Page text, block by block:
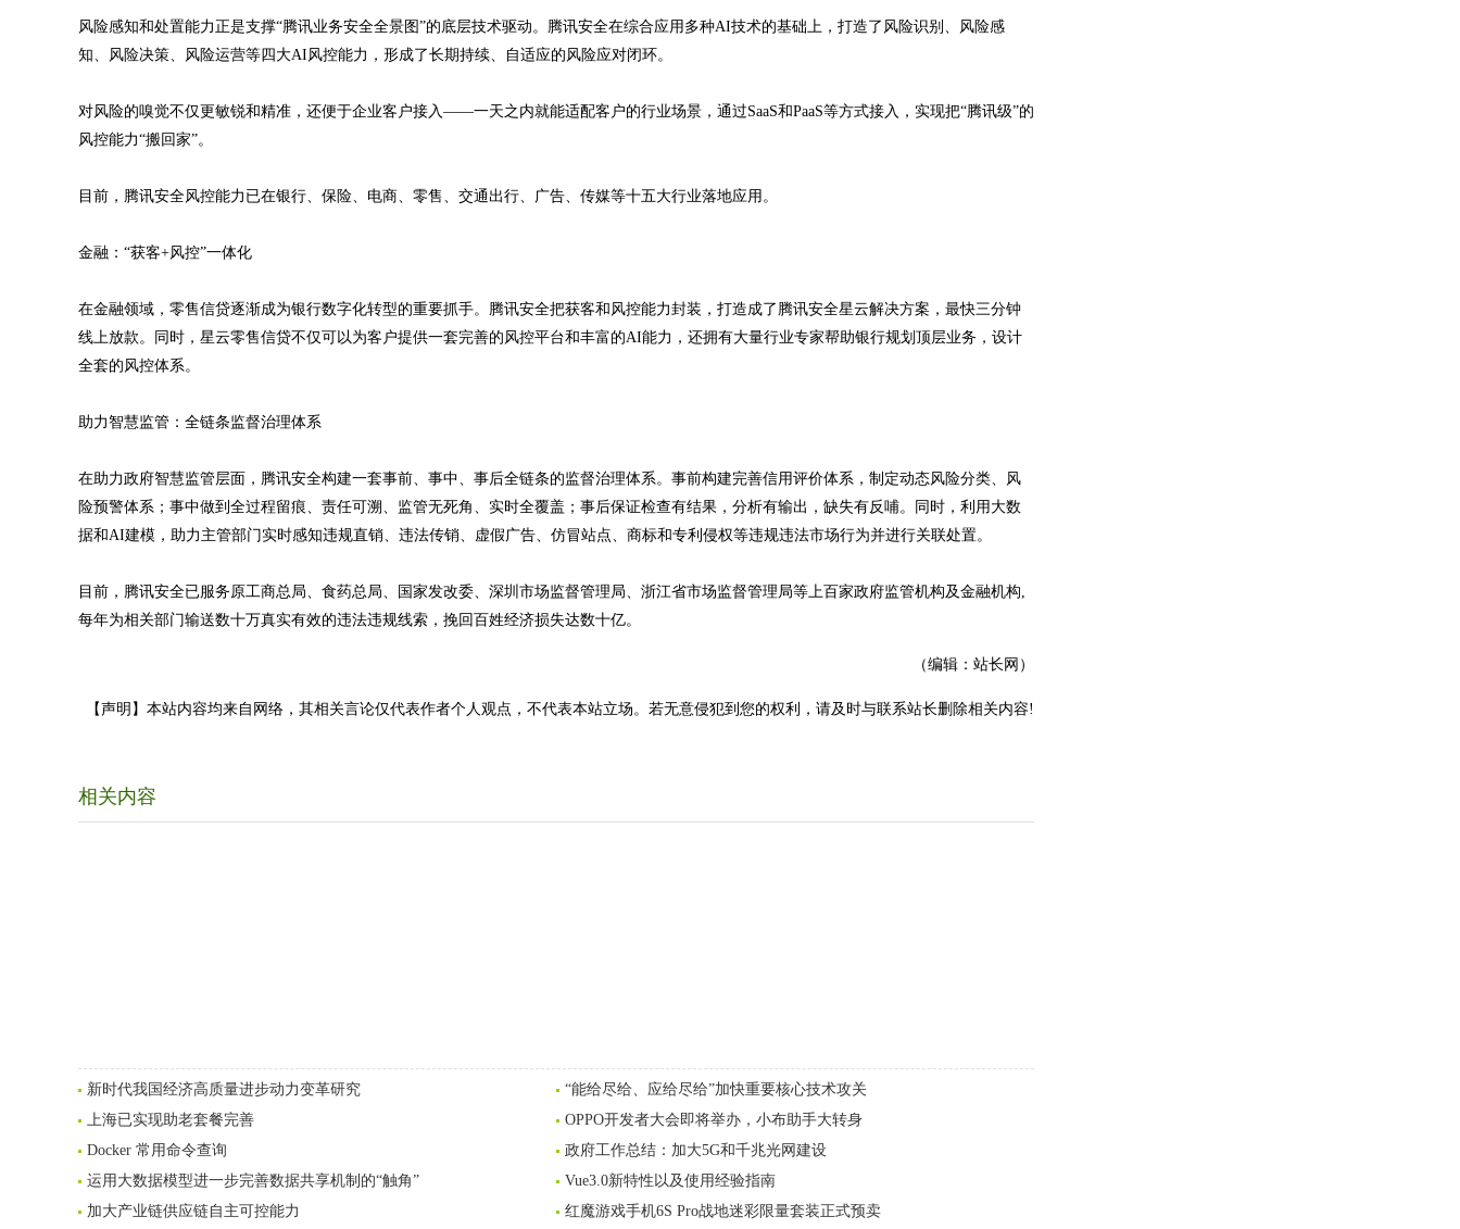
风险感知和处置能力正是支撑“腾讯业务安全全景图”的底层技术驱动。腾讯安全在综合应用多种AI技术的基础上，打造了风险识别、风险感
知、风险决策、风险运营等四大AI风控能力，形成了长期持续、自适应的风险应对闭环。
对风险的嗅觉不仅更敏锐和精准，还便于企业客户接入——一天之内就能适配客户的行业场景，通过SaaS和PaaS等方式接入，实现把“腾讯级”的
风控能力“搬回家”。
目前，腾讯安全风控能力已在银行、保险、电商、零售、交通出行、广告、传媒等十五大行业落地应用。
金融：“获客+风控”一体化
在金融领域，零售信贷逐渐成为银行数字化转型的重要抓手。腾讯安全把获客和风控能力封装，打造成了腾讯安全星云解决方案，最快三分钟
线上放款。同时，星云零售信贷不仅可以为客户提供一套完善的风控平台和丰富的AI能力，还拥有大量行业专家帮助银行规划顶层业务，设计
全套的风控体系。
助力智慧监管：全链条监督治理体系
在助力政府智慧监管层面，腾讯安全构建一套事前、事中、事后全链条的监督治理体系。事前构建完善信用评价体系，制定动态风险分类、风
险预警体系；事中做到全过程留痕、责任可溯、监管无死角、实时全覆盖；事后保证检查有结果，分析有输出，缺失有反哺。同时，利用大数
据和AI建模，助力主管部门实时感知违规直销、违法传销、虚假广告、仿冒站点、商标和专利侵权等违规违法市场行为并进行关联处置。
目前，腾讯安全已服务原工商总局、食药总局、国家发改委、深圳市场监督管理局、浙江省市场监督管理局等上百家政府监管机构及金融机构,
每年为相关部门输送数十万真实有效的违法违规线索，挽回百姓经济损失达数十亿。
（编辑：站长网）
【声明】本站内容均来自网络，其相关言论仅代表作者个人观点，不代表本站立场。若无意侵犯到您的权利，请及时与联系站长删除相关内容!
相关内容
新时代我国经济高质量进步动力变革研究
“能给尽给、应给尽给”加快重要核心技术攻关
上海已实现助老套餐完善
OPPO开发者大会即将举办，小布助手大转身
Docker 常用命令查询
政府工作总结：加大5G和千兆光网建设
运用大数据模型进一步完善数据共享机制的“触角”
Vue3.0新特性以及使用经验指南
加大产业链供应链自主可控能力
红魔游戏手机6S Pro战地迷彩限量套装正式预卖